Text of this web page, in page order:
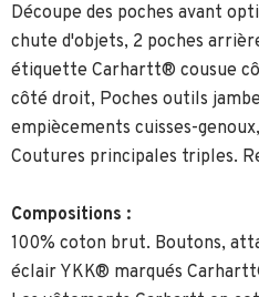
Découpe des poches avant
chute d'objets, 2 poches
étiquette Carhartt® cousue
côté droit, Poches outils
empiècements cuisses-
Coutures principales triples.
Compositions :
100% coton brut. Boutons,
éclair YKK® marqués